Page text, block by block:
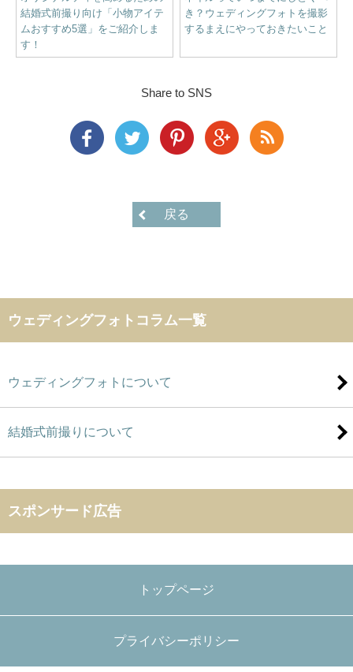
結婚式前撮り向け「小物アイテ
ムおすすめ5選」をご紹介しま
す！
き？ウェディングフォトを撮影
するまえにやっておきたいこと
Share to SNS
戻る
ウェディングフォトコラム一覧
ウェディングフォトについて
結婚式前撮りについて
スポンサード広告
トップページ
プライバシーポリシー